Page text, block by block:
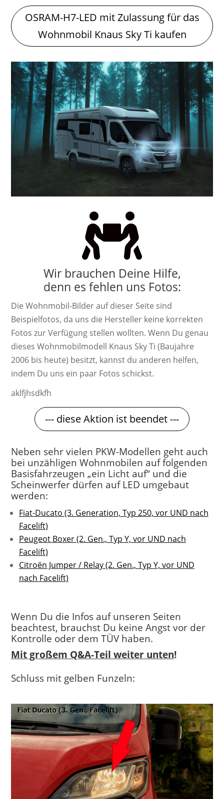
OSRAM-H7-LED mit Zulassung für das
Wohnmobil Knaus Sky Ti kaufen

Wir brauchen Deine Hilfe,
denn es fehlen uns Fotos:
Die Wohnmobil-Bilder auf dieser Seite sind
Beispielfotos, da uns die Hersteller keine korrekten
Fotos zur Verfügung stellen wollten. Wenn Du genau
dieses Wohnmobilmodell Knaus Sky Ti (Baujahre
2006 bis heute) besitzt, kannst du anderen helfen,
indem Du uns ein paar Fotos schickst.
aklfjhsdkfh
--- diese Aktion ist beendet ---
Neben sehr vielen PKW-Modellen geht auch
bei unzähligen Wohnmobilen auf folgenden
Basisfahrzeugen „ein Licht auf“ und die
Scheinwerfer dürfen auf LED umgebaut
werden:
Fiat-Ducato (3. Generation, Typ 250, vor UND nach
Facelift)
Peugeot Boxer (2. Gen., Typ Y, vor UND nach
Facelift)
Citroën Jumper / Relay (2. Gen., Typ Y, vor UND
nach Facelift)
Wenn Du die Infos auf unseren Seiten
beachtest, brauchst Du keine Angst vor der
Kontrolle oder dem TÜV haben.
Mit großem Q&A-Teil weiter unten!
Schluss mit gelben Funzeln: